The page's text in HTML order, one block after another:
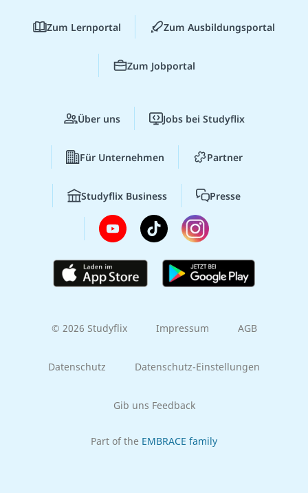
Zum Lernportal Zum Ausbildungsportal
Zum Jobportal
Über uns Jobs bei Studyflix
Für Unternehmen Partner
Studyflix Business Presse
© 2026 Studyflix Impressum AGB
Datenschutz Datenschutz-Einstellungen
Gib uns Feedback
Part of the EMBRACE family